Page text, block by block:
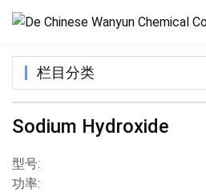
Sodium Hydroxide
型号:
功率:
栏目分类